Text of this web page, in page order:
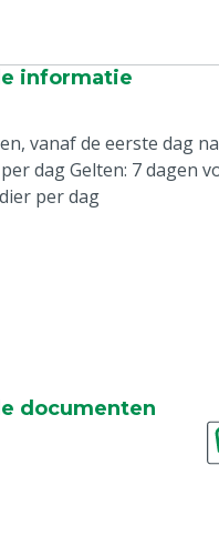
informatie
vanaf de eerste dag
dag Gelten: 7 dagen
per dag
documenten